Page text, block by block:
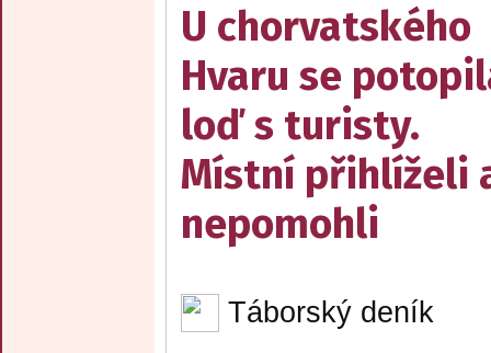
U chorvatského
Hvaru se
loď s turisty.
Místní přihlíželi
nepomohli
Táborský deník